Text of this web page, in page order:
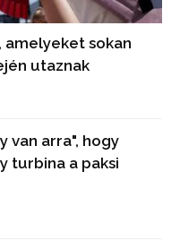
amelyeket sokan
utaznak
van arra", hogy
turbina a paksi